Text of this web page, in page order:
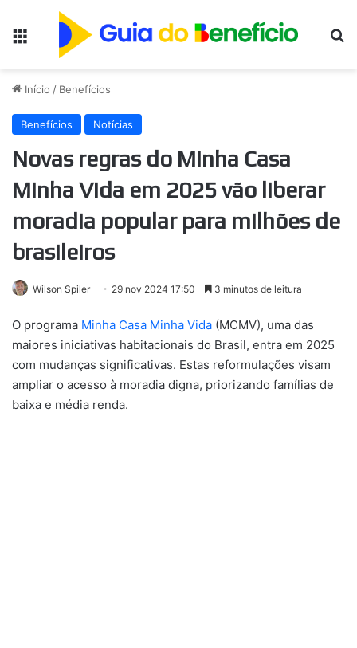
Início / Benefícios
Benefícios Notícias
Novas regras do Minha Casa
Minha Vida em 2025 vão liberar
moradia popular para milhões de
brasileiros
Wilson Spiler 29 nov 2024 17:50 3 minutos de leitura
O programa Minha Casa Minha Vida (MCMV), uma das
maiores iniciativas habitacionais do Brasil, entra em 2025
com mudanças significativas. Estas reformulações visam
ampliar o acesso à moradia digna, priorizando famílias de
baixa e média renda.